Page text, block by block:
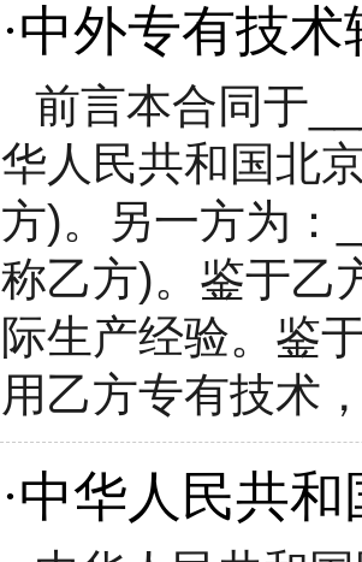
·中外专有技术
前言本合同于
华人民共和国北
方)。另一方为：
称乙方)。鉴于乙
际生产经验。鉴
用乙方专有技术
·中华人民共